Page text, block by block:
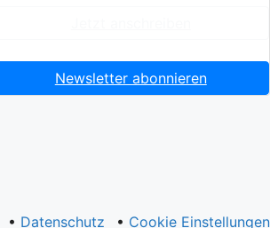
Newsletter abonnieren
• Datenschutz • Cookie Einstellungen